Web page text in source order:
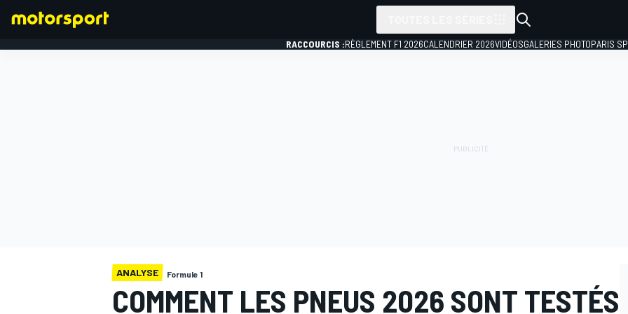
RACCOURCIS :RÈGLEMENT F1 2026CALENDRIER 2026VIDÉOSGALERIES PHOTOPARIS
ANALYSE Formule 1
COMMENT LES PNEUS 2026 SONT TESTÉS